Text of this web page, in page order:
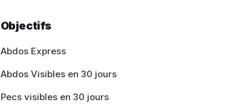
Objectifs
Abdos Express
Abdos Visibles en 30 jours
Pecs visibles en 30 jours